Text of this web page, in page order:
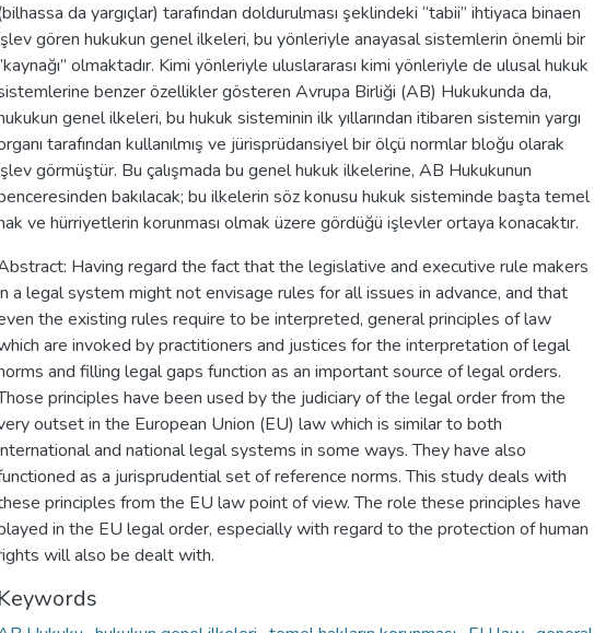
da yargıçlar) tarafından doldurulması şeklindeki ‘’tabii’’ ihtiyaca binaen
gören hukukun genel ilkeleri, bu yönleriyle anayasal sistemlerin önemli bir
olmaktadır. Kimi yönleriyle uluslararası kimi yönleriyle de ulusal hukuk
benzer özellikler gösteren Avrupa Birliği (AB) Hukukunda da,
genel ilkeleri, bu hukuk sisteminin ilk yıllarından itibaren sistemin yargı
tarafından kullanılmış ve jürisprüdansiyel bir ölçü normlar bloğu olarak
görmüştür. Bu çalışmada bu genel hukuk ilkelerine, AB Hukukunun
bakılacak; bu ilkelerin söz konusu hukuk sisteminde başta temel
ve hürriyetlerin korunması olmak üzere gördüğü işlevler ortaya konacaktır.
Having regard the fact that the legislative and executive rule makers
a legal system might not envisage rules for all issues in advance, and that
the existing rules require to be interpreted, general principles of law
are invoked by practitioners and justices for the interpretation of legal
and filling legal gaps function as an important source of legal orders.
principles have been used by the judiciary of the legal order from the
outset in the European Union (EU) law which is similar to both
and national legal systems in some ways. They have also
as a jurisprudential set of reference norms. This study deals with
principles from the EU law point of view. The role these principles have
in the EU legal order, especially with regard to the protection of human
will also be dealt with.
Keywords